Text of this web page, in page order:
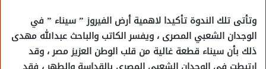
وتأتى تلك الندوة تأكيدا لاهمية أرض الفيروز ” سيناء ” في
الوجدان الشعبي المصرى ، ويفسر الكاتب والباحث عبدالله مهدى
ذلك بأن سيناء قطعة غالية من قلب الوطن العزيز مصر ، وقد